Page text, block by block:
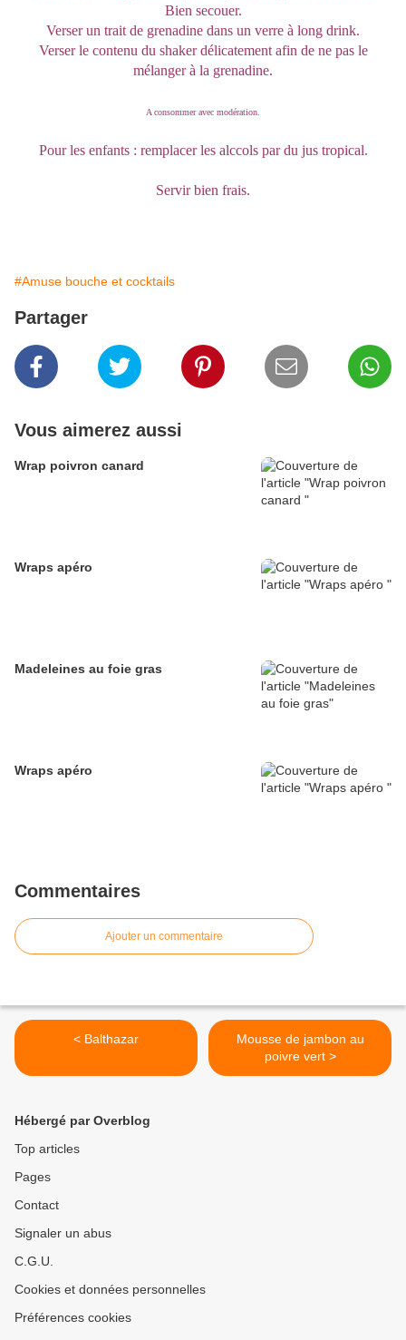
Bien secouer.
Verser un trait de grenadine dans un verre à long drink.
Verser le contenu du shaker délicatement afin de ne pas le
mélanger à la grenadine.
A consommer avec modération.
Pour les enfants : remplacer les alccols par du jus tropical.
Servir bien frais.
#Amuse bouche et cocktails
Partager
Vous aimerez aussi
Wrap poivron canard
Wraps apéro
Madeleines au foie gras
Wraps apéro
Commentaires
Ajouter un commentaire
< Balthazar
Mousse de jambon au
poivre vert >
Hébergé par Overblog
Top articles
Pages
Contact
Signaler un abus
C.G.U.
Cookies et données personnelles
Préférences cookies